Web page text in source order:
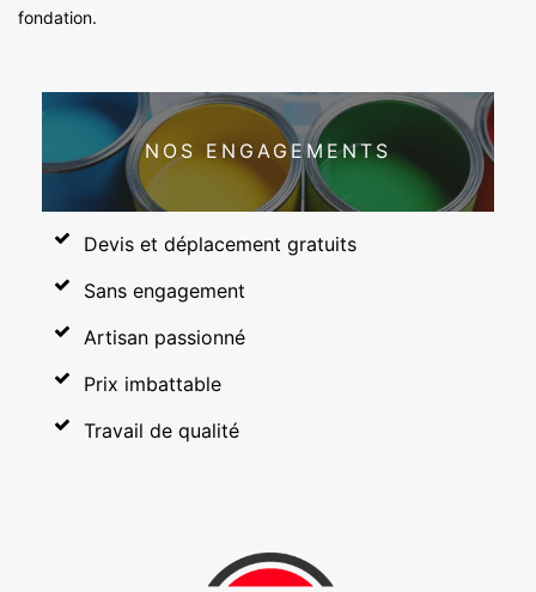
fondation.
NOS ENGAGEMENTS
Devis et déplacement gratuits
Sans engagement
Artisan passionné
Prix imbattable
Travail de qualité